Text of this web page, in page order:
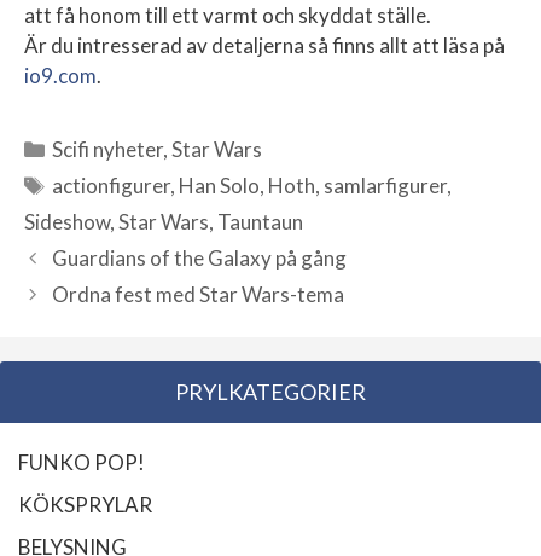
att få honom till ett varmt och skyddat ställe.
Är du intresserad av detaljerna så finns allt att läsa på
io9.com.
Kategorier
Scifi nyheter,Star Wars
Etiketter
actionfigurer, Han Solo, Hoth, samlarfigurer,
Sideshow,Star Wars, Tauntaun
Guardians of the Galaxy på gång
Ordna fest med Star Wars-tema
PRYLKATEGORIER
FUNKO POP!
KÖKSPRYLAR
BELYSNING